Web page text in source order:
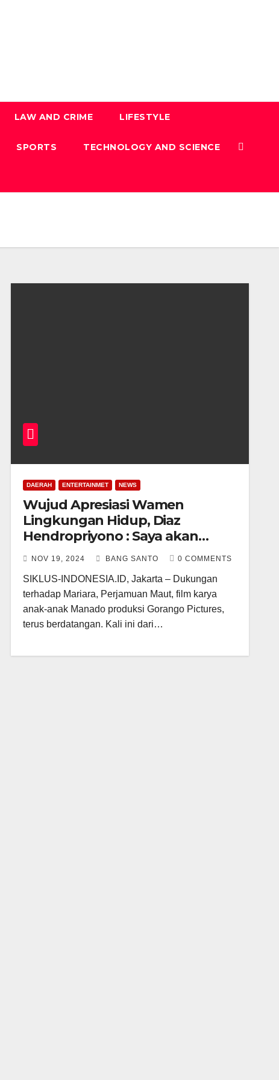
LAW AND CRIME LIFESTYLE
SPORTS TECHNOLOGY AND SCIENCE
DAERAH ENTERTAINMET NEWS
Wujud Apresiasi Wamen
Lingkungan Hidup, Diaz
Hendropriyono : Saya akan
Nonton Mariara
NOV 19, 2024 BANG SANTO 0 COMMENTS
SIKLUS-INDONESIA.ID, Jakarta – Dukungan
terhadap Mariara, Perjamuan Maut, film karya
anak-anak Manado produksi Gorango Pictures,
terus berdatangan. Kali ini dari…